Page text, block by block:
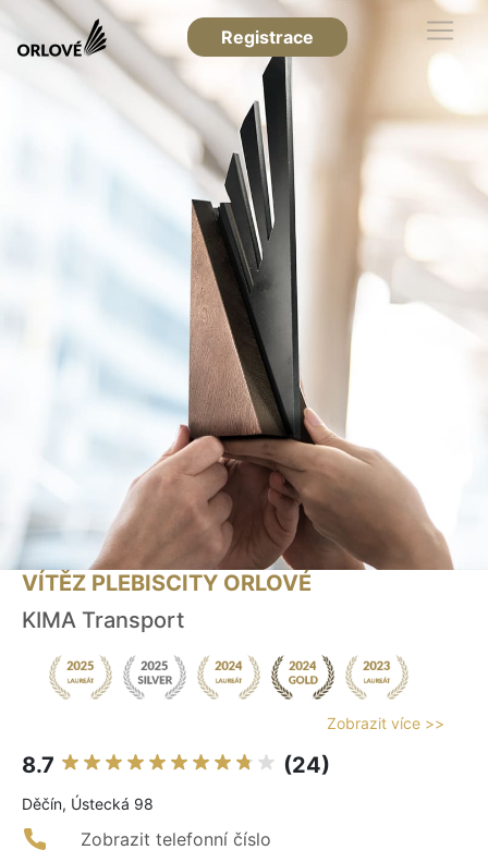
Registrace
VÍTĚZ PLEBISCITY ORLOVÉ
KIMA Transport
Zobrazit více >>
8.7 (24)
Děčín, Ústecká 98
Zobrazit telefonní číslo